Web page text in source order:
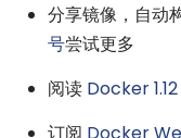
分享镜像，自动
号尝试更多
阅读 Docker